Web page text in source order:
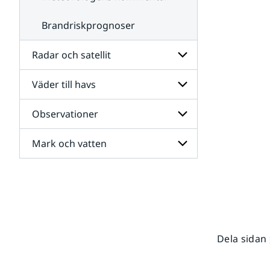
Brandriskprognoser
Radar och satellit
Undersidor
för
Radar
och
satellit
Väder till havs
Undersidor
för
Väder
till
havs
Observationer
Undersidor
för
Mark och vatten
Dela sidan